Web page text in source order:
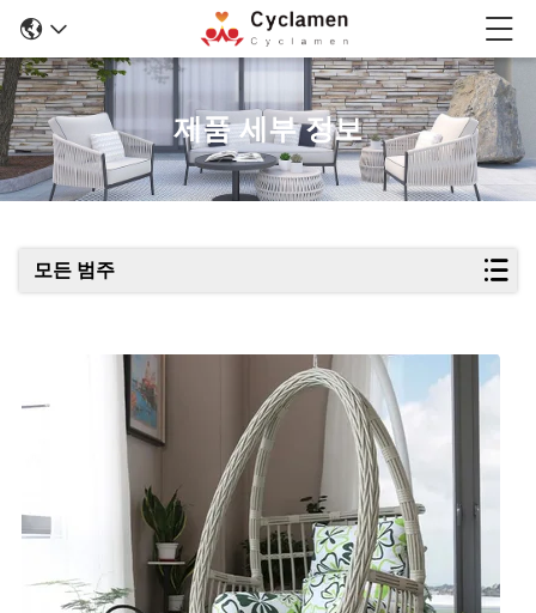
제품 세부 정보
모든 범주